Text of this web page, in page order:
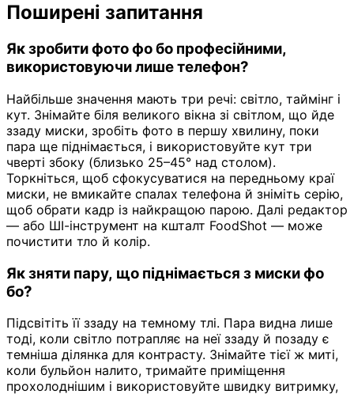
Поширені запитання
Як зробити фото фо бо професійними,
використовуючи лише телефон?
Найбільше значення мають три речі: світло, таймінг і
кут. Знімайте біля великого вікна зі світлом, що йде
ззаду миски, зробіть фото в першу хвилину, поки
пара ще піднімається, і використовуйте кут три
чверті збоку (близько 25–45° над столом).
Торкніться, щоб сфокусуватися на передньому краї
миски, не вмикайте спалах телефона й зніміть серію,
щоб обрати кадр із найкращою парою. Далі редактор
— або ШІ-інструмент на кшталт FoodShot — може
почистити тло й колір.
Як зняти пару, що піднімається з миски фо
бо?
Підсвітіть її ззаду на темному тлі. Пара видна лише
тоді, коли світло потрапляє на неї ззаду й позаду є
темніша ділянка для контрасту. Знімайте тієї ж миті,
коли бульйон налито, тримайте приміщення
прохолоднішим і використовуйте швидку витримку,